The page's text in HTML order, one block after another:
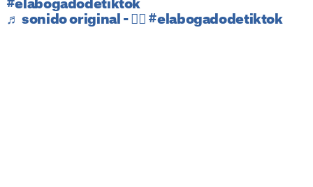
#elabogadodetiktok
♬ sonido original - 🙋‍♂️ #elabogadodetiktok